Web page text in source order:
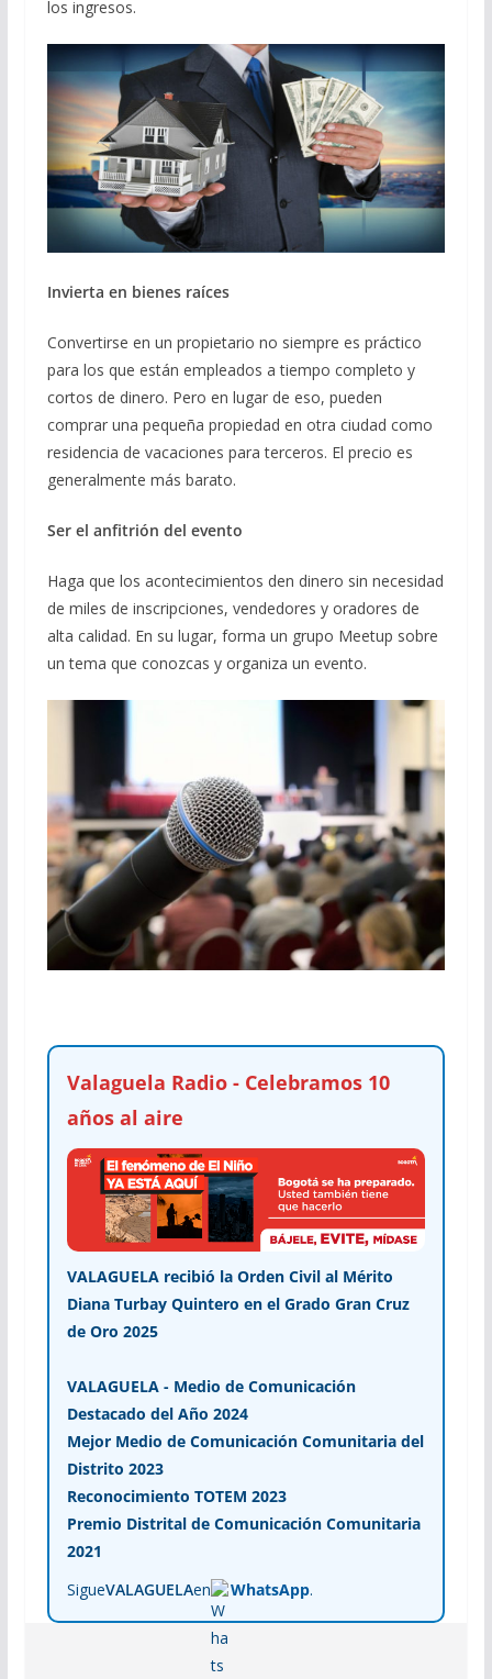
los ingresos.
Invierta en bienes raíces
Convertirse en un propietario no siempre es práctico
para los que están empleados a tiempo completo y
cortos de dinero. Pero en lugar de eso, pueden
comprar una pequeña propiedad en otra ciudad como
residencia de vacaciones para terceros. El precio es
generalmente más barato.
Ser el anfitrión del evento
Haga que los acontecimientos den dinero sin necesidad
de miles de inscripciones, vendedores y oradores de
alta calidad. En su lugar, forma un grupo Meetup sobre
un tema que conozcas y organiza un evento.
Valaguela Radio - Celebramos 10
años al aire
VALAGUELA recibió la Orden Civil al Mérito
Diana Turbay Quintero en el Grado Gran Cruz
de Oro 2025
VALAGUELA - Medio de Comunicación
Destacado del Año 2024
Mejor Medio de Comunicación Comunitaria del
Distrito 2023
Reconocimiento TOTEM 2023
Premio Distrital de Comunicación Comunitaria
2021
SigueVALAGUELAen WhatsApp.